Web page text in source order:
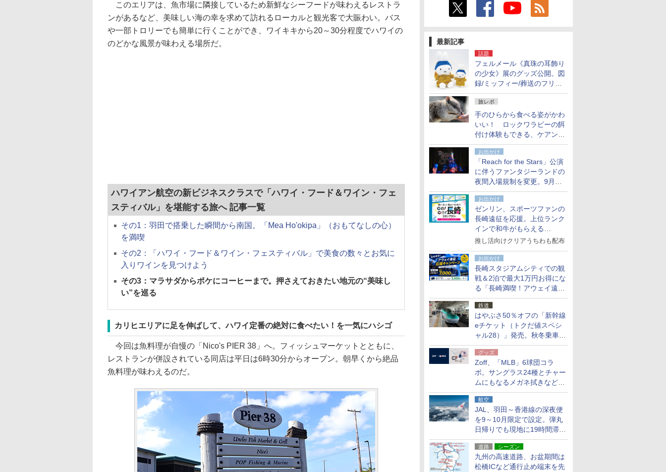
最新記事
話題
フェルメール《真珠の耳飾り
の少女》展のグッズ公開。図
録/ミッフィー/葬送のフリー
レンほか、注目ブランドコラ
ボが実現
旅レポ
手のひらから食べる姿がかわ
いい！ ロックワラビーの餌
付け体験もできる、ケアンズ
でアサートン高原の日本語ガ
イド付きツアーに参加してみ
た
お出かけ
「Reach for the Stars」公演
に伴うファンタジーランドの
夜間入場規制を変更。9月か
ら18時50分～20時ごろに
お出かけ
ゼンリン、スポーツファンの
長崎遠征を応援。上位ランク
インで和牛がもらえる
「GO！GO！長崎スタンプラ
推し活向けクリアうちわも配布
お出かけ
長崎スタジアムシティでの観
戦＆2泊で最大1万円お得にな
る「長崎満喫！アウェイ遠征
応援キャンペーン」
鉄道
はやぶさ50％オフの「新幹線
eチケット（トクだ値スペシ
ャル28）」発売。秋冬乗車
分、えきねっと限定
グッズ
Zoff、「MLB」6球団コラ
ボ。サングラス24種とチャー
ムにもなるメガネ拭きなど雑
貨24種
航空
JAL、羽田～香港線の深夜便
を9～10月限定で設定。弾丸
日帰りでも現地に19時間滞在
できる
道路 シーズン
九州の高速道路、お盆期間は
松橋ICなど通行止め端末を先
このエリアは、魚市場に隣接しているため新鮮なシーフードが味わえるレストラ
ンがあるなど、美味しい海の幸を求めて訪れるローカルと観光客で大賑わい。バス
や一部トロリーでも簡単に行くことができ、ワイキキから20～30分程度でハワイの
のどかな風景が味わえる場所だ。
ハワイアン航空の新ビジネスクラスで「ハワイ・フード＆ワイン・フェ
スティバル」を堪能する旅へ 記事一覧
その1：羽田で搭乗した瞬間から南国。「Mea Ho'okipa」（おもてなしの心）
を満喫
その2：「ハワイ・フード＆ワイン・フェスティバル」で美食の数々とお気に
入りワインを見つけよう
その3：マラサダからポケにコーヒーまで。押さえておきたい地元の“美味し
い”を巡る
カリヒエリアに足を伸ばして、ハワイ定番の絶対に食べたい！を一気にハシゴ
今回は魚料理が自慢の「Nico's PIER 38」へ。フィッシュマーケットとともに、
レストランが併設されている同店は平日は6時30分からオープン。朝早くから絶品
魚料理が味わえるのだ。